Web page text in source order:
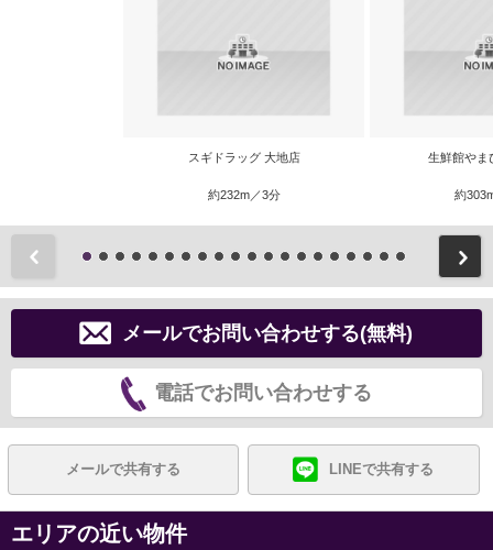
スギドラッグ 大地店
約232m／3分
生鮮館やま
約
メールでお問い合わせする(無料)
電話でお問い合わせする
メールで共有する LINEで共有する
エリアの近い物件